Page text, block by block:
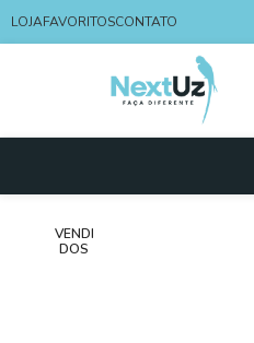
LOJAFAVORITOSCONTATO
VENDI
DOS